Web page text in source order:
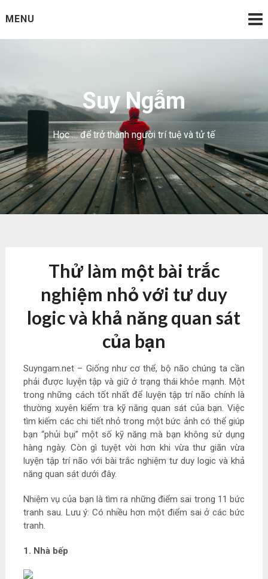
toMENU
Suy Ngẫm
Học … để trở thành người trí tuệ và tử tế
Thử làm một bài trắc
nghiệm nhỏ với tư duy
logic và khả năng quan sát
của bạn
Suyngam.net – Giống như cơ thể, bộ não chúng ta cần
phải được luyện tập và giữ ở trạng thái khỏe mạnh. Một
trong những cách tốt nhất để luyện tập trí não chính là
thường xuyên kiểm tra kỹ năng quan sát của bạn. Việc
tìm kiếm các chi tiết nhỏ trong một bức ảnh có thể giúp
bạn “phủi bụi” một số kỹ năng mà bạn không sử dụng
hàng ngày. Còn gì tuyệt vời hơn khi vừa thư giãn vừa
luyện tập trí não với bài trắc nghiệm tư duy logic và khả
năng quan sát dưới đây.
Nhiệm vụ của bạn là tìm ra những điểm sai trong 11 bức
tranh sau. Lưu ý: Có nhiều hơn một điểm sai ở các bức
tranh.
1. Nhà bếp